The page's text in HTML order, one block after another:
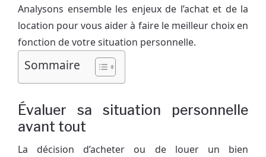
Analysons ensemble les enjeux de l’achat et de la
location pour vous aider à faire le meilleur choix en
fonction de votre situation personnelle.
Sommaire
Évaluer sa situation personnelle
avant tout
La décision d’acheter ou de louer un bien